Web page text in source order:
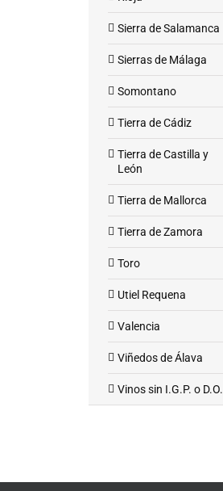
Sierra de Salamanca
Sierras de Málaga
Somontano
Tierra de Cádiz
Tierra de Castilla y
León
Tierra de Mallorca
Tierra de Zamora
Toro
Utiel Requena
Valencia
Viñedos de Álava
Vinos sin I.G.P. o D.O.